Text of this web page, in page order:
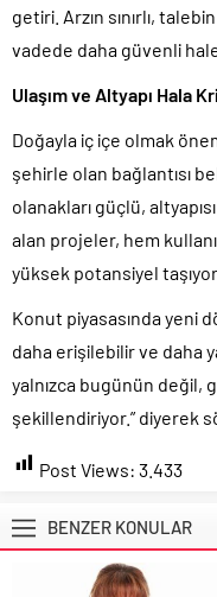
getiri. Arzın sınırlı,
vadede daha güvenli
Ulaşım ve Altyapı Hala
Doğayla iç içe olmak
şehirle olan bağlantısı
olanakları güçlü,
alan projeler, hem
yüksek potansiyel taşıyor.
Konut piyasasında yeni
daha erişilebilir ve daha
yalnızca bugünün değil,
şekillendiriyor.” diyerek
Post Views: 3.433
BENZER KONULAR